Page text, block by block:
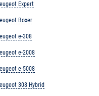
Expert
Boxer
e-308
e-2008
e-5008
308 Hybrid